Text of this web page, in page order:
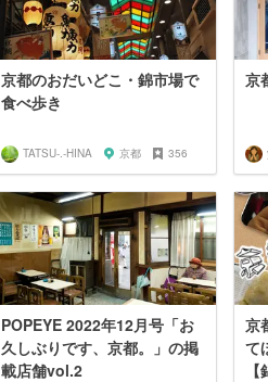
京都のおだいどこ・錦市場で
食べ歩き
TATSU-.-HINA 京都 356
京
POPEYE 2022年12月号「お
久しぶりです、京都。」の掲
載店舗vol.2
京
て